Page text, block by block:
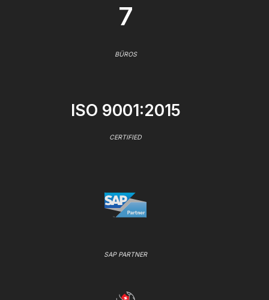
7
BÜROS
ISO 9001:2015
CERTIFIED
SAP PARTNER